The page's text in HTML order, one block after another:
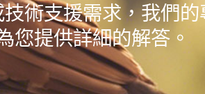
術支援需求，我們
您提供詳細的解答。